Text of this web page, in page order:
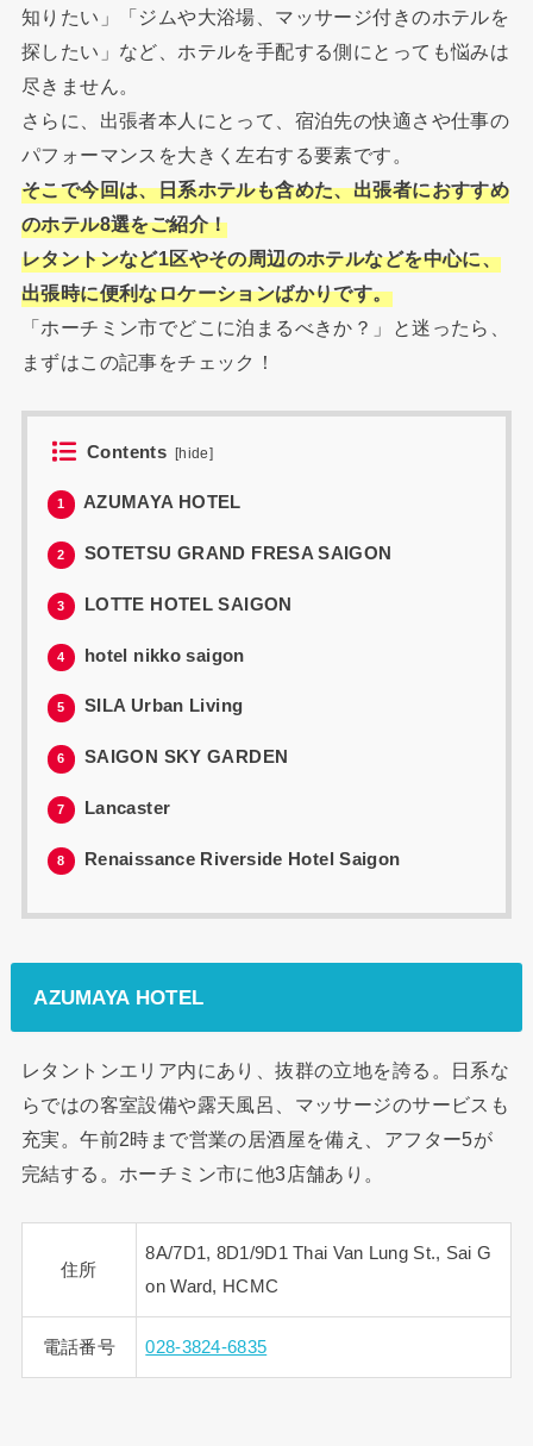
知りたい」「ジムや大浴場、マッサージ付きのホテルを
探したい」など、ホテルを手配する側にとっても悩みは
尽きません。
さらに、出張者本人にとって、宿泊先の快適さや仕事の
パフォーマンスを大きく左右する要素です。
そこで今回は、日系ホテルも含めた、出張者におすすめ
のホテル8選をご紹介！
レタントンなど1区やその周辺のホテルなどを中心に、
出張時に便利なロケーションばかりです。
「ホーチミン市でどこに泊まるべきか？」と迷ったら、
まずはこの記事をチェック！
Contents [hide]
1 AZUMAYA HOTEL
2 SOTETSU GRAND FRESA SAIGON
3 LOTTE HOTEL SAIGON
4 hotel nikko saigon
5 SILA Urban Living
6 SAIGON SKY GARDEN
7 Lancaster
8 Renaissance Riverside Hotel Saigon
AZUMAYA HOTEL
レタントンエリア内にあり、抜群の立地を誇る。日系な
らではの客室設備や露天風呂、マッサージのサービスも
充実。午前2時まで営業の居酒屋を備え、アフター5が
完結する。ホーチミン市に他3店舗あり。
住所
8A/7D1, 8D1/9D1 Thai Van Lung St., Sai G
on Ward, HCMC
電話番号 028-3824-6835